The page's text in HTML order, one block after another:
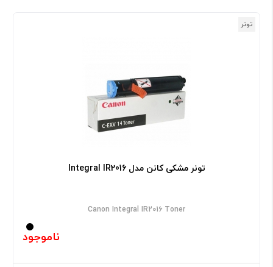
تونر
تونر مشکی کانن مدل Integral IR2016
Canon Integral IR2016 Toner
ناموجود